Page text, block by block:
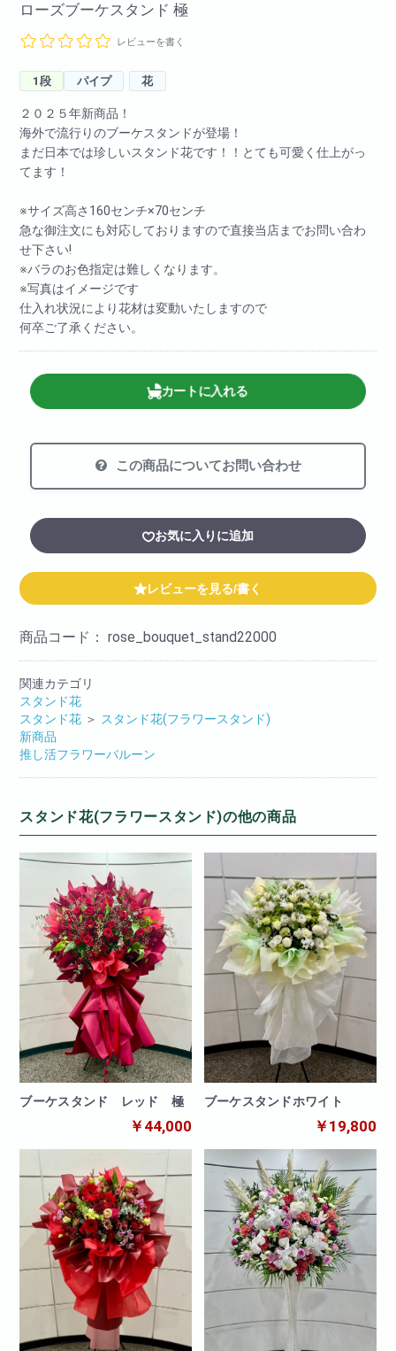
ローズブーケスタンド 極
レビューを書く
1段 パイプ 花
２０２５年新商品！
海外で流行りのブーケスタンドが登場！
まだ日本では珍しいスタンド花です！！とても可愛く仕上がっ
てます！
※サイズ高さ160センチ×70センチ
急な御注文にも対応しておりますので直接当店までお問い合わ
せ下さい!
※バラのお色指定は難しくなります。
※写真はイメージです
仕入れ状況により花材は変動いたしますので
何卒ご了承ください。
カートに入れる
この商品についてお問い合わせ
お気に入りに追加
レビューを見る/書く
商品コード：rose_bouquet_stand22000
関連カテゴリ
スタンド花
スタンド花 ＞ スタンド花(フラワースタンド)
新商品
推し活フラワーバルーン
スタンド花(フラワースタンド)の他の商品
ブーケスタンド レッド 極
￥44,000
ブーケスタンドホワイト
￥19,800